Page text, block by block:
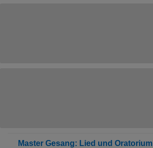
Master Gesang: Lied und Oratorium